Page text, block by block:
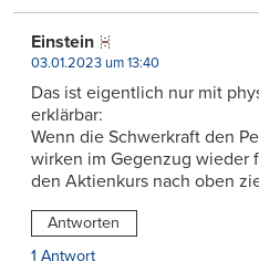
Einstein
03.01.2023 um 13:40
Das ist eigentlich nur mit
erklärbar:
Wenn die Schwerkraft den
wirken im Gegenzug wieder
den Aktienkurs nach oben
Antworten
1 Antwort